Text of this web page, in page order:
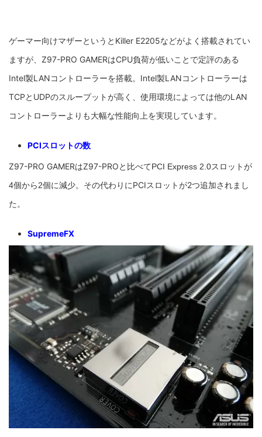
ゲーマー向けマザーというとKiller E2205などがよく搭載されてい
ますが、Z97-PRO GAMERはCPU負荷が低いことで定評のある
Intel製LANコントローラーを搭載。Intel製LANコントローラーは
TCPとUDPのスループットが高く、使用環境によっては他のLAN
コントローラーよりも大幅な性能向上を実現しています。
PCIスロットの数
Z97-PRO GAMERはZ97-PROと比べてPCI Express 2.0スロットが
4個から2個に減少。その代わりにPCIスロットが2つ追加されまし
た。
SupremeFX